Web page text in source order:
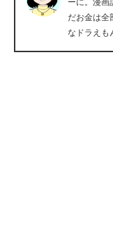
ITエンジニア向け専
ーに。漫画
だお金は全
なドラえも